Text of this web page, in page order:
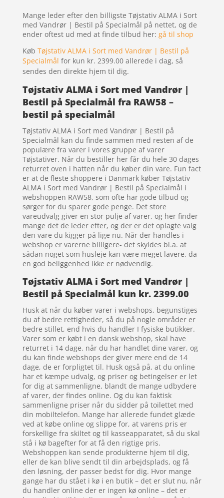
Mange leder efter den billigste Tøjstativ ALMA i Sort
med Vandrør | Bestil på Specialmål på nettet, og de
ender oftest ud med at finde tilbud her: gå til shop
Køb Tøjstativ ALMA i Sort med Vandrør | Bestil på
Specialmål for kun kr. 2399.00 allerede i dag, så
sendes den direkte hjem til dig.
Tøjstativ ALMA i Sort med Vandrør |
Bestil på Specialmål fra RAW58 –
bestil på specialmål
Tøjstativ ALMA i Sort med Vandrør | Bestil på
Specialmål kan du finde sammen med resten af de
populære fra varer i vores gruppe af varer
Tøjstativer. Når du bestiller her får du hele 30 dages
returret oven i hatten når du køber din vare. Fun fact
er at de fleste shoppere i Danmark køber Tøjstativ
ALMA i Sort med Vandrør | Bestil på Specialmål i
webshoppen RAW58, som ofte har gode tilbud og
sørger for du sparer gode penge. Det store
vareudvalg giver en stor pulje af varer, og her finder
mange det de leder efter, og der er det oplagte valg
den vare du kigger på lige nu. Når der handles i
webshop er varerne billigere- det skyldes bl.a. at
sådan noget som husleje kan være meget lavere, da
en god beliggenhed ikke er nødvendig.
Tøjstativ ALMA i Sort med Vandrør |
Bestil på Specialmål kun kr. 2399.00
Husk at når du køber varer i webshops, begunstiges
du af bedre rettigheder, så du på nogle områder er
bedre stillet, end hvis du handler I fysiske butikker.
Varer som er købt i en dansk webshop, skal have
returret i 14 dage. når du har handlet dine varer, og
du kan finde webshops der giver mere end de 14
dage, de er forpligtet til. Husk også på, at du online
har et kæmpe udvalg, og priser og betingelser er let
for dig at sammenligne, blandt de mange udbydere
af varer, der findes online. Og du kan faktisk
sammenligne priser når du sidder på toilettet med
din mobiltelefon. Mange har allerede fundet glæde
ved at købe online og slippe for, at varens pris er
forskellige fra skiltet og til kasseapparatet, så du skal
stå i kø bagefter for at få den rigtige pris.
Webshoppen kan sende produkterne hjem til dig,
eller de kan blive sendt til din arbejdsplads, og få
den løsning, der passer bedst for dig. Hvor mange
gange har du stået i kø i en butik – det er slut nu, når
du handler online der er ingen kø online – det er